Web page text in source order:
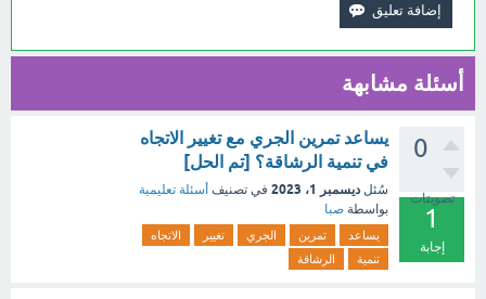
أسئلة مشابهة
0
تصويتات
1
إجابة
يساعد تمرين الجري مع تغيير الاتجاه
في تنمية الرشاقة؟ [تم الحل]
سُئل ديسمبر 1، 2023 في تصنيف أسئلة تعليمية
بواسطة صبا
يساعد تمرين الجري تغيير
الاتجاه
تنمية
الرشاقة